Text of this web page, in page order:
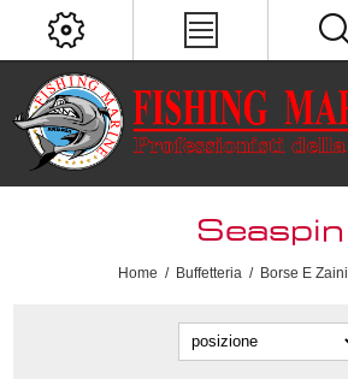
Seaspin
Home / Buffetteria / Borse E Zaini